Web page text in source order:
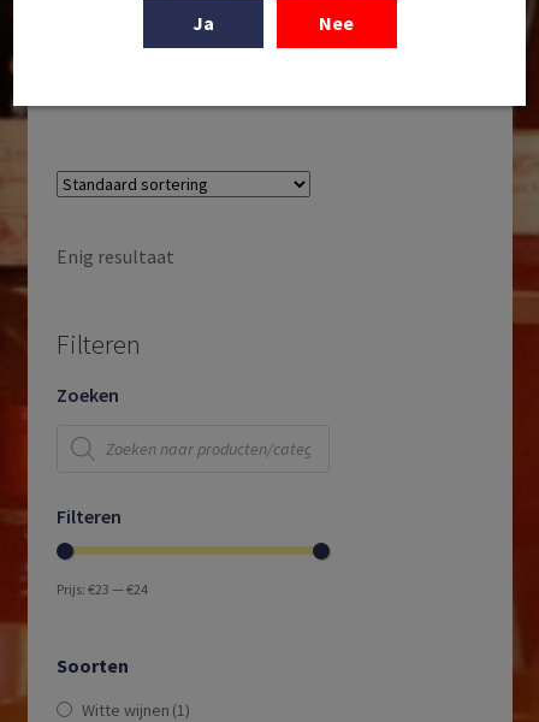
Weingut Von Winning | Deutscher Sekt | Riesling
Extra Brut | VDP. | Pfalz | Duitsland | NV
Enig resultaat
Filteren
Zoeken
Producten
zoeken
Filteren
Prijs: €23 — €24
Soorten
Witte wijnen (1)
Ja
Nee